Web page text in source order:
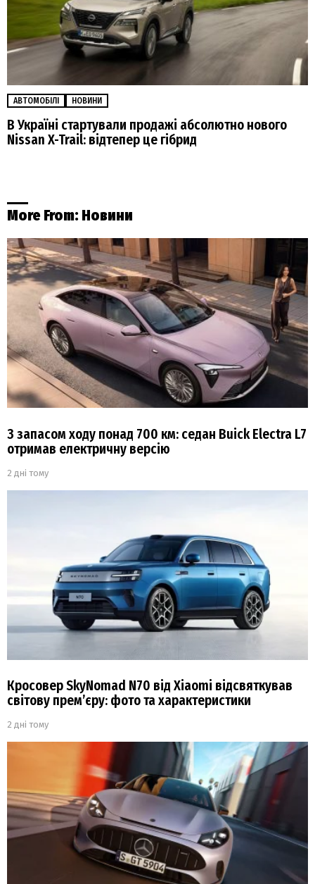
АВТОМОБІЛІ НОВИНИ
В Україні стартували продажі абсолютно нового
Nissan X-Trail: відтепер це гібрид
More From: Новини
З запасом ходу понад 700 км: седан Buick Electra L7
отримав електричну версію
2 дні тому
Кросовер SkyNomad N70 від Xiaomi відсвяткував
світову прем’єру: фото та характеристики
2 дні тому